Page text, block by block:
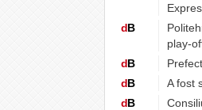
dB
play-
dB
dB
A fost
dB